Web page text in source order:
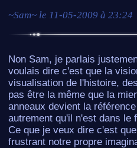
~Sam~ le 11-05-2009 à 23:24
Non Sam, je parlais
voulais dire c'est que la
visualisation de l'histoire,
pas être la même que la
anneaux devient la
autrement qu'il n'est dans le
Ce que je veux dire c'est
frustrant notre propre